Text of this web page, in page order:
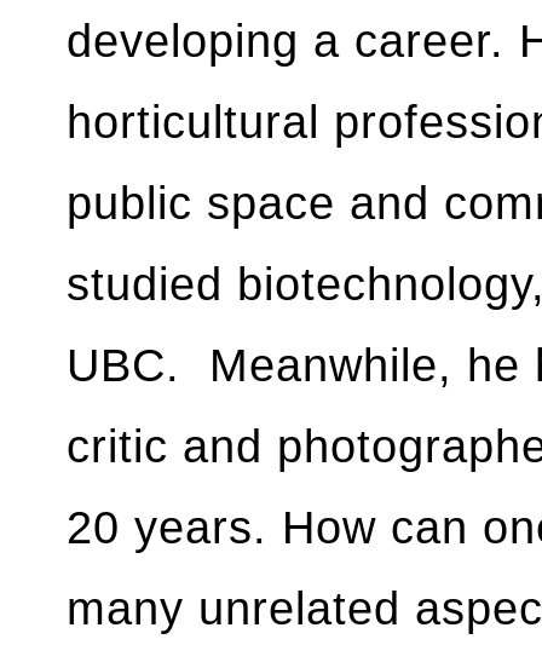
developing a career.
horticultural
public space and
studied
UBC. Meanwhile, he
critic and
20 years. How can
many unrelated